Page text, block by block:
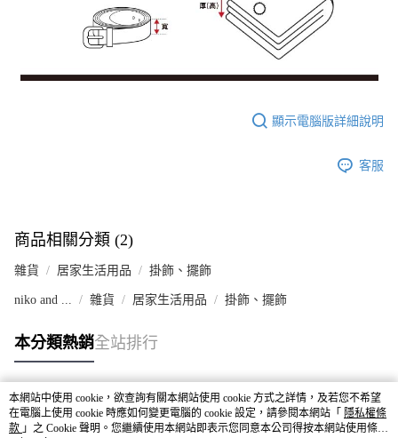
顯示電腦版詳細說明
客服
商品相關分類 (2)
雜貨 居家生活用品 掛飾、擺飾
niko and ... 雜貨 居家生活用品 掛飾、擺飾
本分類熱銷全站排行
熱門標籤
本網站中使用 cookie，欲查詢有關本網站使用 cookie 方式之詳情，及若您不希望
在電腦上使用 cookie 時應如何變更電腦的 cookie 設定，請參閱本網站「 隱私權條
款 」之 Cookie 聲明。您繼續使用本網站即表示您同意本公司得按本網站使用條款